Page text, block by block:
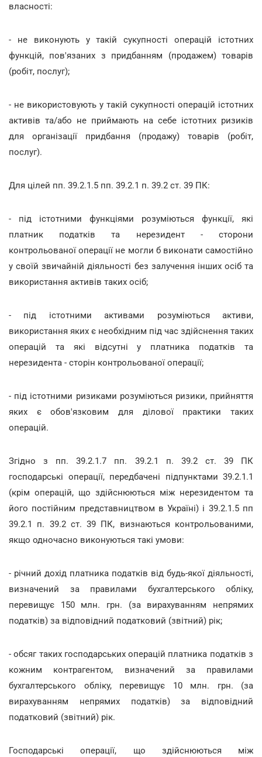
власності:
- не виконують у такій сукупності операцій істотних
функцій, пов'язаних з придбанням (продажем) товарів
(робіт, послуг);
- не використовують у такій сукупності операцій істотних
активів та/або не приймають на себе істотних ризиків
для організації придбання (продажу) товарів (робіт,
послуг).
Для цілей пп. 39.2.1.5 пп. 39.2.1 п. 39.2 ст. 39 ПК:
- під істотними функціями розуміються функції, які
платник податків та нерезидент - сторони
контрольованої операції не могли б виконати самостійно
у своїй звичайній діяльності без залучення інших осіб та
використання активів таких осіб;
- під істотними активами розуміються активи,
використання яких є необхідним під час здійснення таких
операцій та які відсутні у платника податків та
нерезидента - сторін контрольованої операції;
- під істотними ризиками розуміються ризики, прийняття
яких є обов'язковим для ділової практики таких
операцій.
Згідно з пп. 39.2.1.7 пп. 39.2.1 п. 39.2 ст. 39 ПК
господарські операції, передбачені підпунктами 39.2.1.1
(крім операцій, що здійснюються між нерезидентом та
його постійним представництвом в Україні) і 39.2.1.5 пп
39.2.1 п. 39.2 ст. 39 ПК, визнаються контрольованими,
якщо одночасно виконуються такі умови:
- річний дохід платника податків від будь-якої діяльності,
визначений за правилами бухгалтерського обліку,
перевищує 150 млн. грн. (за вирахуванням непрямих
податків) за відповідний податковий (звітний) рік;
- обсяг таких господарських операцій платника податків з
кожним контрагентом, визначений за правилами
бухгалтерського обліку, перевищує 10 млн. грн. (за
вирахуванням непрямих податків) за відповідний
податковий (звітний) рік.
Господарські операції, що здійснюються між